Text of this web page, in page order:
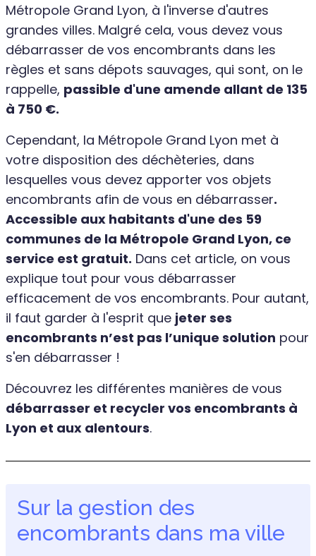
Métropole Grand Lyon, à l'inverse d'autres
grandes villes. Malgré cela, vous devez vous
débarrasser de vos encombrants dans les
règles et sans dépots sauvages, qui sont, on le
rappelle, passible d'une amende allant de 135
à 750 €.
Cependant, la Métropole Grand Lyon met à
votre disposition des déchèteries, dans
lesquelles vous devez apporter vos objets
encombrants afin de vous en débarrasser.
Accessible aux habitants d'une des 59
communes de la Métropole Grand Lyon, ce
service est gratuit. Dans cet article, on vous
explique tout pour vous débarrasser
efficacement de vos encombrants. Pour autant,
il faut garder à l'esprit que jeter ses
encombrants n’est pas l’unique solution pour
s'en débarrasser !
Découvrez les différentes manières de vous
débarrasser et recycler vos encombrants à
Lyon et aux alentours.
Sur la gestion des
encombrants dans ma ville